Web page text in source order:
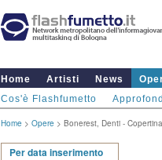
Home Artisti News
Cos'è Flashfumetto
Home > Opere > Bonerest, Denti - Copertina
Per data inserimento